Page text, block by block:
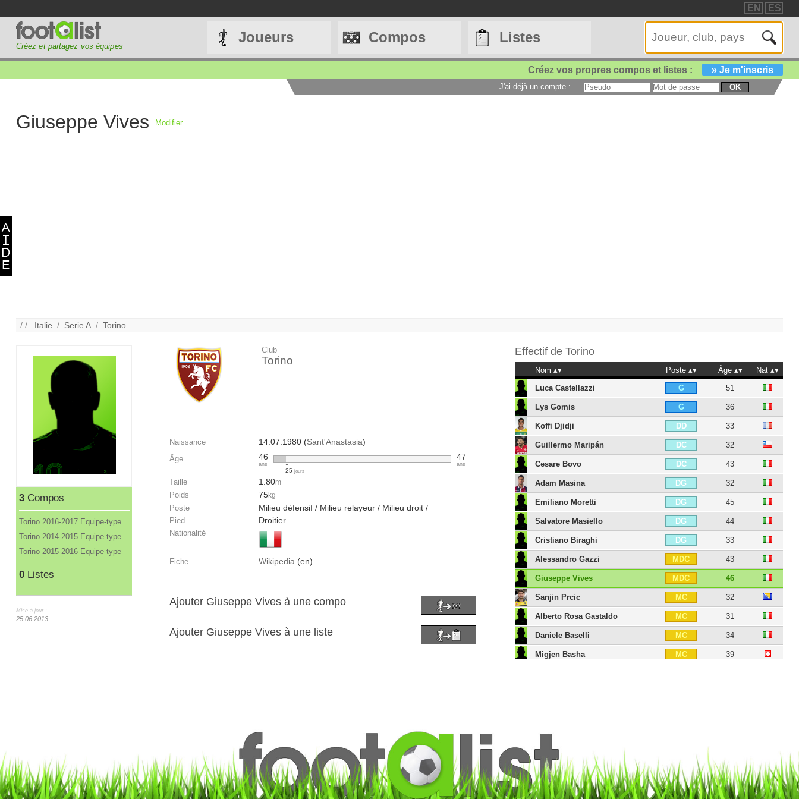
EN ES
Créez et partagez vos équipes
Joueurs Compos Listes
Créez vos propres compos et listes : » Je m'inscris
J'ai déjà un compte : OK
Giuseppe Vives Modifier
/ / Italie / Serie A /Torino
3Compos
Torino 2016-2017 Equipe-type
Torino 2014-2015 Equipe-type
Torino 2015-2016 Equipe-type
0Listes
Mise à jour :
25.06.2013
Club
Torino
Naissance 14.07.1980 (Sant'Anastasia)
Âge 46
ans
25jours
47
ans
Taille 1.80m
Poids 75kg
Poste Milieu défensif / Milieu relayeur / Milieu droit /
Pied Droitier
Nationalité
Fiche Wikipedia (en)
Ajouter Giuseppe Vives à une compo
Ajouter Giuseppe Vives à une liste
Effectif de Torino
Nom Poste Âge
Nat
Luca Castellazzi
G 51
Lys Gomis G 36
Koffi Djidji DD 33
Guillermo Maripán DC 32
Cesare Bovo DC 43
Adam Masina DG 32
Emiliano Moretti DG 45
Salvatore Masiello DG 44
Cristiano Biraghi DG 33
Alessandro Gazzi MDC 43
Giuseppe Vives MDC 46
Sanjin Prcic MC 32
Alberto Rosa Gastaldo MC 31
Daniele Baselli MC 34
Migjen Basha MC 39
Antonio Sanabria
Andrea Belotti BU 32
Duván Zapata BU 35